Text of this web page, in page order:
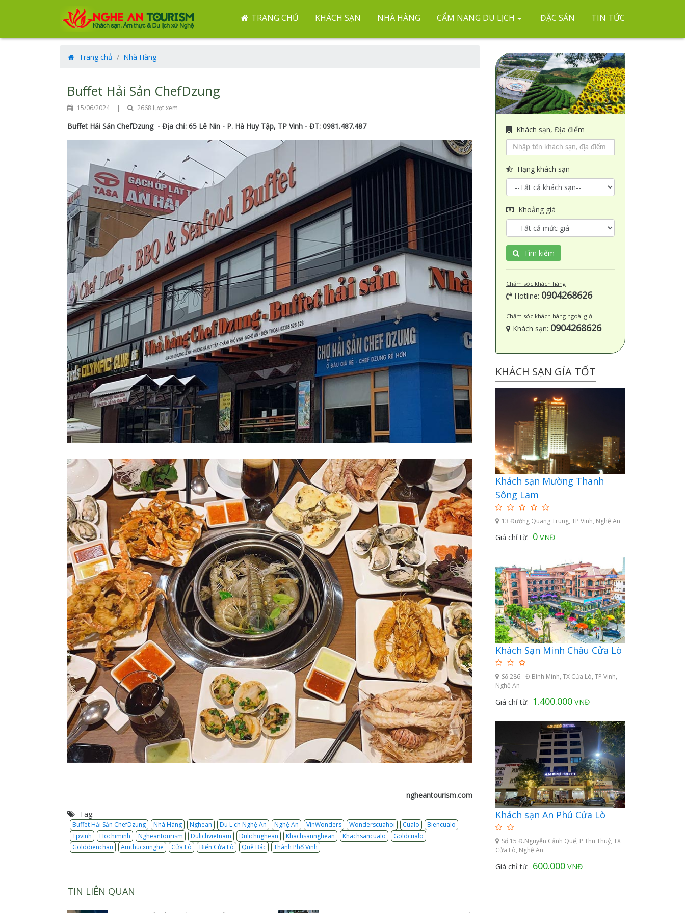
TRANG CHỦ KHÁCH SẠN NHÀ HÀNG CẨM NANG DU LỊCH ĐẶC SẢN TIN TỨC
Trang chủ Nhà Hàng
Buffet Hải Sản ChefDzung
15/06/2024 | 2668 lượt xem
Buffet Hải Sản ChefDzung - Địa chỉ: 65 Lê Nin - P. Hà Huy Tập, TP Vinh - ĐT: 0981.487.487
ngheantourism.com
Tag:
Buffet Hải Sản ChefDzung Nhà Hàng Nghean Du Lịch Nghệ An Nghệ An VinWonders Wonderscuahoi Cualo
Biencualo
Tpvinh
Hochiminh Ngheantourism Dulichvietnam Dulichnghean Khachsannghean Khachsancualo
Goldcualo
Golddienchau
Amthucxunghe Cửa Lò Biển Cửa Lò Quê Bác Thành Phố Vinh
TIN LIÊN QUAN
Khách sạn, Địa điểm
Hạng khách sạn
Khoảng giá
Tìm kiếm
Chăm sóc khách hàng
Hotline: 0904268626
Chăm sóc khách hàng ngoài giờ
Khách sạn: 0904268626
KHÁCH SẠN GÍA TỐT
Khách sạn Mường Thanh
Sông Lam
13 Đường Quang Trung, TP Vinh, Nghệ An
Giá chỉ từ: 0 VNĐ
Khách Sạn Minh Châu Cửa Lò
Số 286 - Đ.Bình Minh, TX Cửa Lò, TP Vinh,
Nghệ An
Giá chỉ từ: 1.400.000 VNĐ
Khách sạn An Phú Cửa Lò
Số 15 Đ.Nguyễn Cảnh Quế, P.Thu Thuỷ, TX
Cửa Lò, Nghệ An
Giá chỉ từ: 600.000 VNĐ